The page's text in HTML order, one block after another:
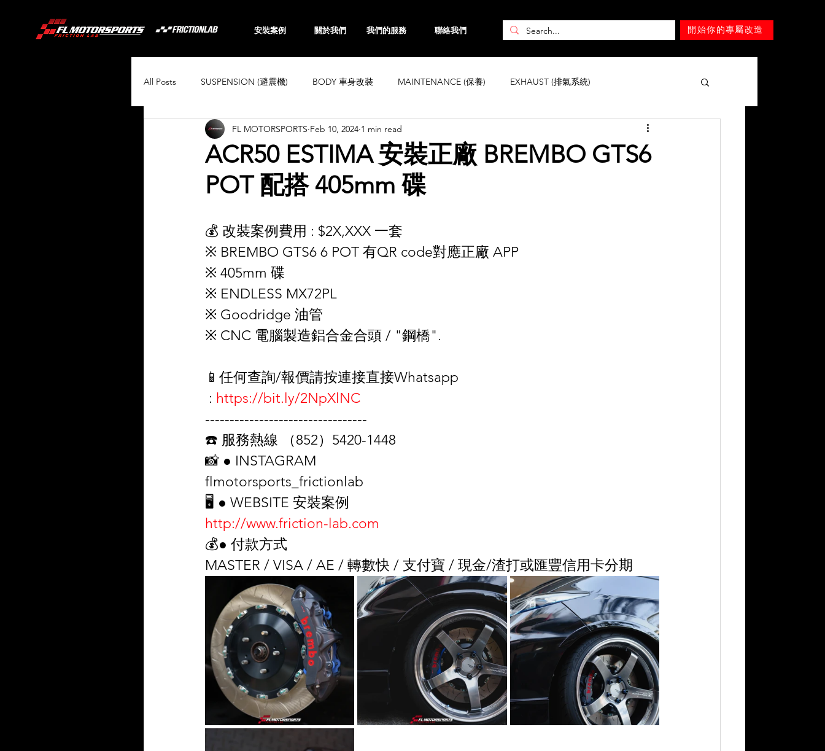
安裝案例 關於我們 我們的服務 聯絡我們 開始你的專屬改造
All Posts SUSPENSION (避震機) BODY 車身改裝 MAINTENANCE (保養) EXHAUST (排氣系統)
BRAKING (煞車系統) CHASSIS 車身強化 WHEELS 鈴 Mercedes-Benz
BMW Toyota Honda Subaru Mini
Volkswagen Land Rover Kia MAZDA
ACR50 ESTIMA 安裝正廠 BREMBO GTS6
POT 配搭 405mm 碟
FL MOTORSPORTS Feb 10, 2024 1 min read
💰 改裝案例費用 : $2X,XXX 一套
※ BREMBO GTS6 6 POT 有QR code對應正廠 APP
※ 405mm 碟
※ ENDLESS MX72PL
※ Goodridge 油管
※ CNC 電腦製造鋁合金合頭 / "鋼橋".
📱任何查詢/報價請按連接直接Whatsapp
: https://bit.ly/2NpXlNC
---------------------------------
☎️ 服務熱線 （852）5420-1448
📸 ● INSTAGRAM
flmotorsports_frictionlab
🖥️ ● WEBSITE 安裝案例
http://www.friction-lab.com
💰● 付款方式
MASTER / VISA / AE / 轉數快 / 支付寶 / 現金/渣打或匯豐信用卡分期